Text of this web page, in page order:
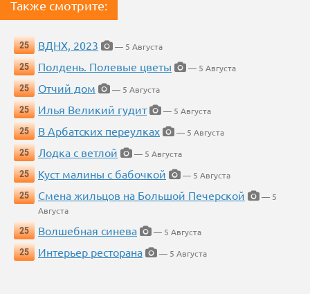
Также смотрите:
25 ВДНХ, 2023
— 5 Августа
25
Полдень. Полевые цветы
— 5 Августа
25
Отчий дом
— 5 Августа
25
Илья Великий гудит
— 5 Августа
25
В Арбатских переулках
— 5 Августа
25
Лодка с ветлой
— 5 Августа
25
Куст малины с бабочкой
— 5 Августа
25
Смена жильцов на Большой Печерской
— 5
Августа
25
Волшебная синева
— 5 Августа
25
Интерьер ресторана — 5 Августа